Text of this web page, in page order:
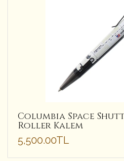
Columbia Space
Roller Kalem
5,500.00TL